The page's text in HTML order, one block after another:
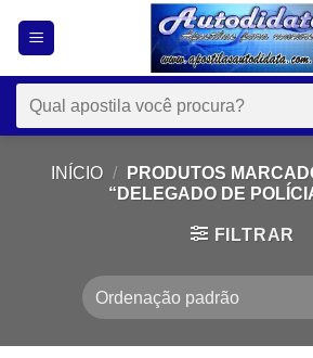
Pesquisar
por:
INÍCIO /
PRODUTOS
“DELEGADO DE
FILTRAR